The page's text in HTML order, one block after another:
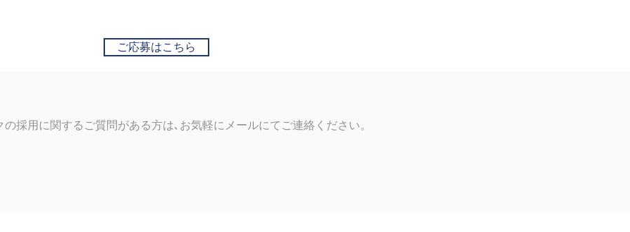
ご応募はこちら
採用に関するご質問がある方は､お気軽にメールにてご連絡ください。